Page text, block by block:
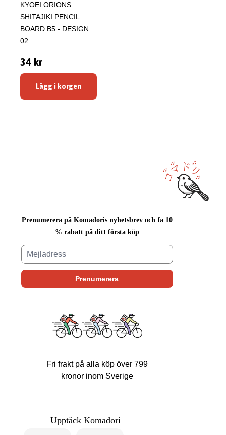
KYOEI ORIONS
SHITAJIKI PENCIL
BOARD B5 - DESIGN
02
34 kr
Lägg i korgen
Prenumerera på Komadoris nyhetsbrev och få 10
% rabatt på ditt första köp
Fri frakt på alla köp över 799
kronor inom Sverige
Upptäck Komadori